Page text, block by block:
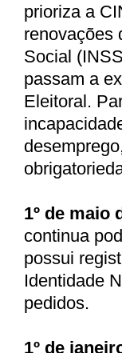
prioriza a
renovações
Social
passam a
Eleitoral.
1º de maio
continua
possui
Identidade
pedidos.
1º de